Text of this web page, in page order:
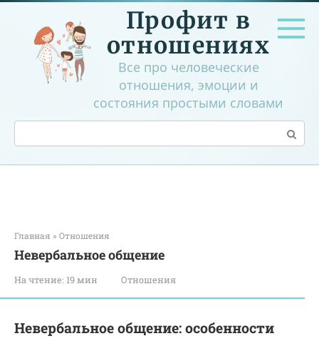
Перейти
контенту
Профит в
отношениях
Все про человеческие
отношения, эмоции и
состояния простыми словами
Поиск:
Главная » Отношения
Невербальное общение
На чтение: 19 мин Отношения
Невербальное общение: особенности